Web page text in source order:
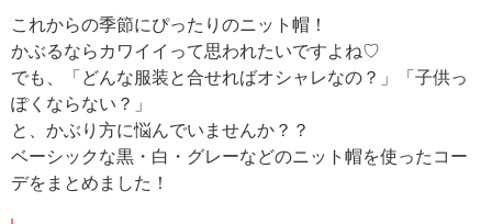
これからの季節にぴったりのニット帽！
かぶるならカワイイって思われたいですよね♡
でも、「どんな服装と合せればオシャレなの？」「子供っ
ぽくならない？」
と、かぶり方に悩んでいませんか？？
ベーシックな黒・白・グレーなどのニット帽を使ったコー
デをまとめました！